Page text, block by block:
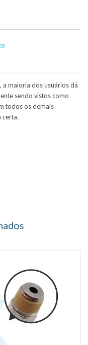
a maioria dos usuários dá
sendo vistos como
todos os demais
certa.